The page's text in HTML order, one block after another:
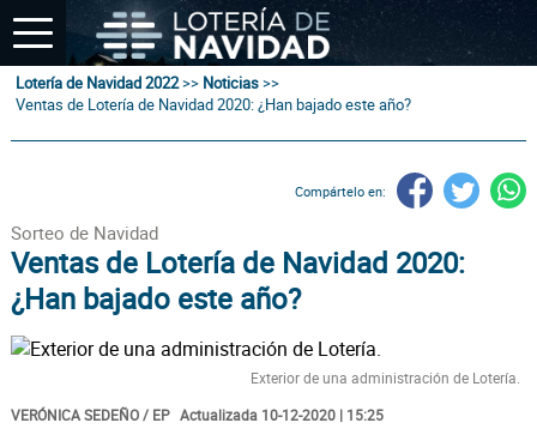
Lotería de Navidad 2022>> Noticias>>
Ventas de Lotería de Navidad 2020: ¿Han bajado este año?
Compártelo en:
Sorteo de Navidad
Ventas de Lotería de Navidad 2020:
¿Han bajado este año?
Exterior de una administración de Lotería.
VERÓNICA SEDEÑO / EP Actualizada 10-12-2020 | 15:25